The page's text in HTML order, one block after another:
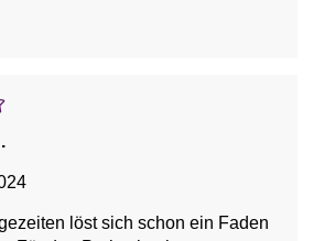
löst sich schon ein Faden